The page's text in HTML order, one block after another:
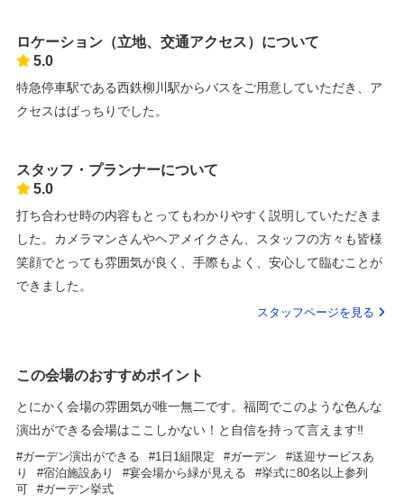
ロケーション（立地、交通アクセス）について
5.0
特急停車駅である西鉄柳川駅からバスをご用意していただき、ア
クセスはばっちりでした。
スタッフ・プランナーについて
5.0
打ち合わせ時の内容もとってもわかりやすく説明していただきま
した。カメラマンさんやヘアメイクさん、スタッフの方々も皆様
笑顔でとっても雰囲気が良く、手際もよく、安心して臨むことが
できました。
スタッフページを見る
この会場のおすすめポイント
とにかく会場の雰囲気が唯一無二です。福岡でこのような色んな
演出ができる会場はここしかない！と自信を持って言えます‼︎
ガーデン演出ができる 1日1組限定 ガーデン
送迎サービスあ
り
宿泊施設あり 宴会場から緑が見える
挙式に80名以上参列
可
ガーデン挙式